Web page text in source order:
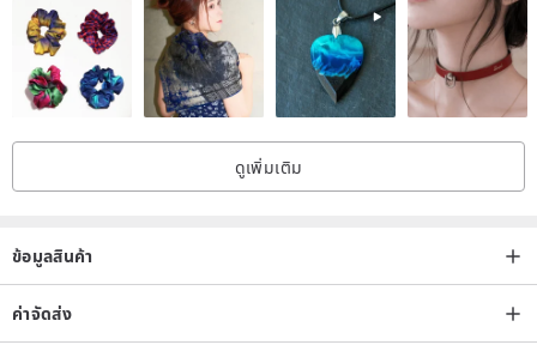
ดูเพิ่มเติม
ข้อมูลสินค้า
ค่าจัดส่ง